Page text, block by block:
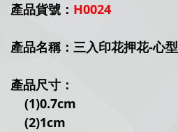
產品貨號： H0024
產品名稱：三入印花押花-心型
產品尺寸：
(1)0.7cm
(2)1cm